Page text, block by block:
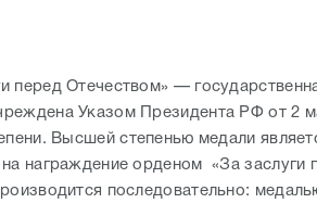
перед Отечеством» —
Указом Президента РФ от 2
Высшей степенью медали
награждение орденом «За заслуги
последовательно: